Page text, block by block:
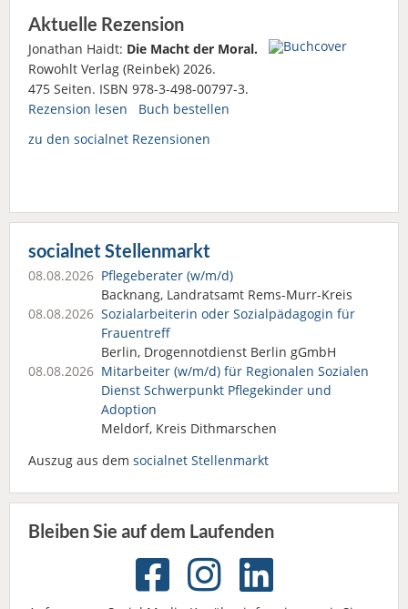
Aktuelle Rezension
Jonathan Haidt: Die Macht der Moral.
Rowohlt Verlag (Reinbek) 2026.
475 Seiten. ISBN 978-3-498-00797-3.
Rezension lesen
Buch bestellen
zu den socialnet Rezensionen
socialnet Stellenmarkt
08.08.2026 Pflegeberater (w/m/d)
Backnang, Landratsamt Rems-Murr-Kreis
08.08.2026 Sozialarbeiterin oder Sozialpädagogin für
Frauentreff
Berlin, Drogennotdienst Berlin gGmbH
08.08.2026 Mitarbeiter (w/m/d) für Regionalen Sozialen
Dienst Schwerpunkt Pflegekinder und
Adoption
Meldorf, Kreis Dithmarschen
Auszug aus dem socialnet Stellenmarkt
Bleiben Sie auf dem Laufenden